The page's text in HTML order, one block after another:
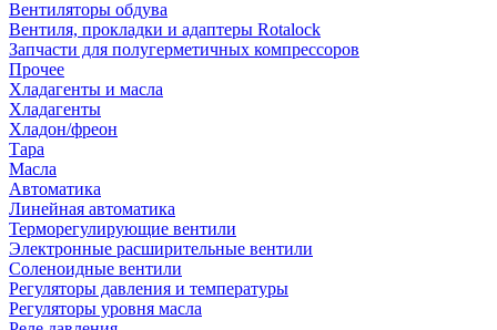
Вентиляторы обдува
Вентиля, прокладки и адаптеры Rotalock
Запчасти для полугерметичных компрессоров
Прочее
Хладагенты и масла
Хладагенты
Хладон/фреон
Тара
Масла
Автоматика
Линейная автоматика
Терморегулирующие вентили
Электронные расширительные вентили
Соленоидные вентили
Регуляторы давления и температуры
Регуляторы уровня масла